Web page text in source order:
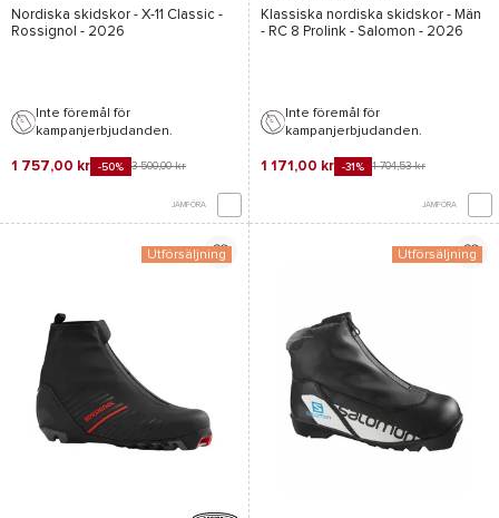
Nordiska skidskor - X-11 Classic -
Rossignol - 2026
Inte föremål för
kampanjerbjudanden.
1 757,00 kr -50% 3 500,00 kr
JÄMFÖRA
Klassiska nordiska skidskor - Män
- RC 8 Prolink - Salomon - 2026
Inte föremål för
kampanjerbjudanden.
1 171,00 kr -31% 1 704,53 kr
JÄMFÖRA
Utförsäljning Utförsäljning